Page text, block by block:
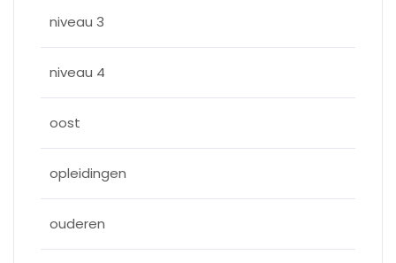
niveau 3
niveau 4
oost
opleidingen
ouderen